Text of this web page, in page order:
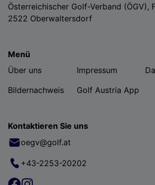
Österreichischer Golf-Verband (ÖGV),
2522 Oberwaltersdorf
Menü
Über uns
Impressum
Bildernachweis
Golf Austria App
Kontaktieren Sie uns
oegv@golf.at
+43-2253-20202